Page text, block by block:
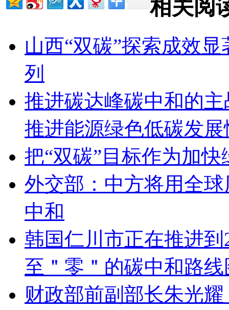
相关阅
山西“双碳”探索成效
列
推进碳达峰碳中和的
推进能源绿色低碳发展
把“双碳”目标作为加
外交部：中方将用全
中和
韩国仁川市正在推进
至＂零＂的碳中和路线
财政部前副部长朱光